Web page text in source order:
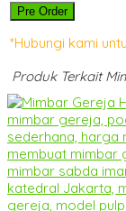
Pre Order
*Hubungi kami
Produk Terkait